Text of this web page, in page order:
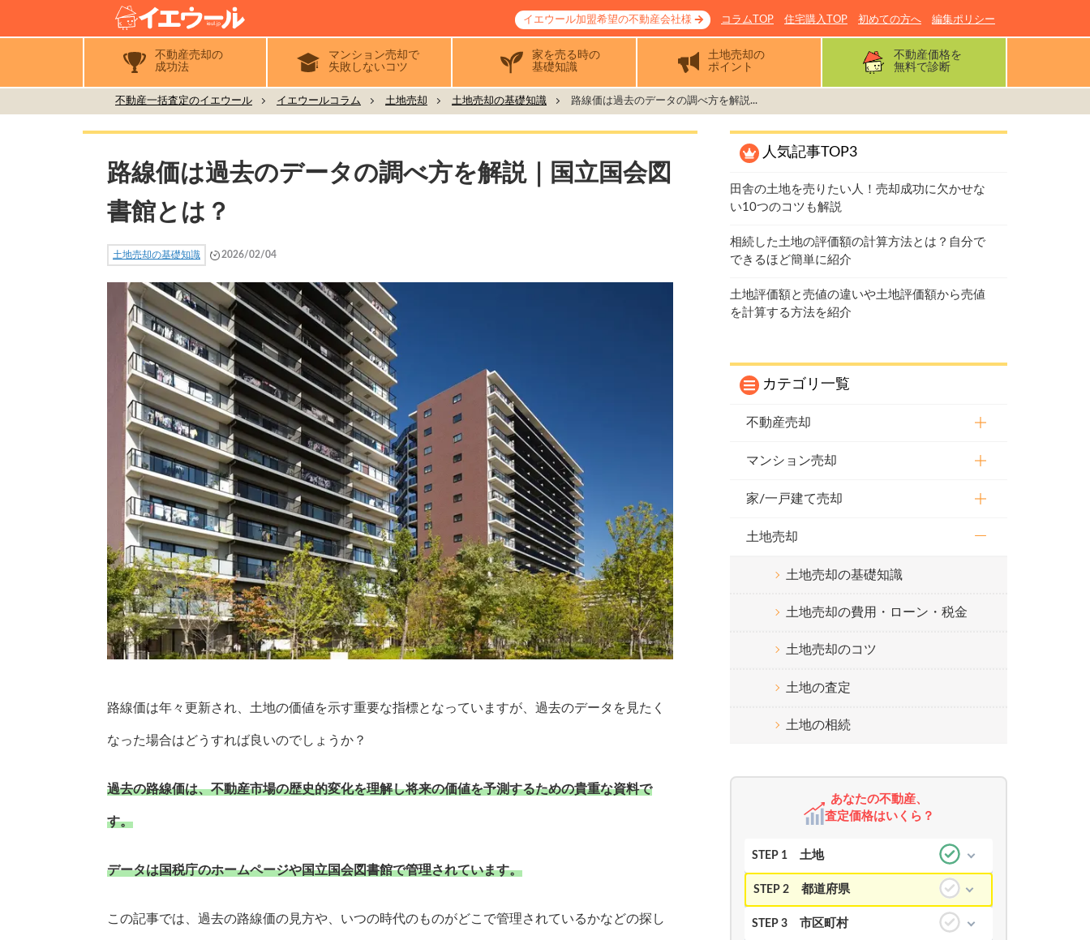
イエウール加盟希望の不動産会社様 コラムTOP 住宅購入TOP 初めての方へ 編集ポリシー
不動産売却の
成功法
マンション売却で
失敗しないコツ
家を売る時の
基礎知識
土地売却の
ポイント
不動産価格を
無料で診断
不動産一括査定のイエウール イエウールコラム 土地売却 土地売却の基礎知識 路線価は過去のデータの調べ方を解説...
路線価は過去のデータの調べ方を解説｜国立国会図
書館とは？
土地売却の基礎知識 2026/02/04
路線価は年々更新され、土地の価値を示す重要な指標となっていますが、過去のデータを見たく
なった場合はどうすれば良いのでしょうか？
過去の路線価は、不動産市場の歴史的変化を理解し将来の価値を予測するための貴重な資料で
す。
データは国税庁のホームページや国立国会図書館で管理されています。
この記事では、過去の路線価の見方や、いつの時代のものがどこで管理されているかなどの探し
人気記事TOP3
田舎の土地を売りたい人！売却成功に欠かせな
い10つのコツも解説
相続した土地の評価額の計算方法とは？自分で
できるほど簡単に紹介
土地評価額と売値の違いや土地評価額から売値
を計算する方法を紹介
カテゴリ一覧
不動産売却
マンション売却
家/一戸建て売却
土地売却
土地売却の基礎知識
土地売却の費用・ローン・税金
土地売却のコツ
土地の査定
土地の相続
あなたの不動産、
査定価格はいくら？
STEP 1 土地
STEP 2 都道府県
STEP 3 市区町村